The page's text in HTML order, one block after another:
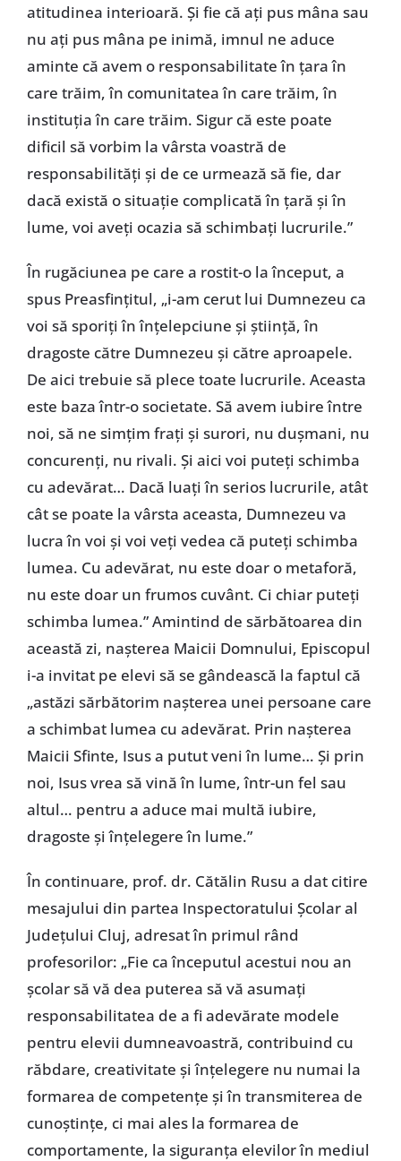
atitudinea interioară. Și fie că ați pus mâna sau
nu ați pus mâna pe inimă, imnul ne aduce
aminte că avem o responsabilitate în țara în
care trăim, în comunitatea în care trăim, în
instituția în care trăim. Sigur că este poate
dificil să vorbim la vârsta voastră de
responsabilități și de ce urmează să fie, dar
dacă există o situație complicată în țară și în
lume, voi aveți ocazia să schimbați lucrurile.”
În rugăciunea pe care a rostit-o la început, a
spus Preasfințitul, „i-am cerut lui Dumnezeu ca
voi să sporiți în înțelepciune și știință, în
dragoste către Dumnezeu și către aproapele.
De aici trebuie să plece toate lucrurile. Aceasta
este baza într-o societate. Să avem iubire între
noi, să ne simțim frați și surori, nu dușmani, nu
concurenți, nu rivali. Și aici voi puteți schimba
cu adevărat… Dacă luați în serios lucrurile, atât
cât se poate la vârsta aceasta, Dumnezeu va
lucra în voi și voi veți vedea că puteți schimba
lumea. Cu adevărat, nu este doar o metaforă,
nu este doar un frumos cuvânt. Ci chiar puteți
schimba lumea.” Amintind de sărbătoarea din
această zi, nașterea Maicii Domnului, Episcopul
i-a invitat pe elevi să se gândească la faptul că
„astăzi sărbătorim nașterea unei persoane care
a schimbat lumea cu adevărat. Prin nașterea
Maicii Sfinte, Isus a putut veni în lume… Și prin
noi, Isus vrea să vină în lume, într-un fel sau
altul… pentru a aduce mai multă iubire,
dragoste și înțelegere în lume.”
În continuare, prof. dr. Cătălin Rusu a dat citire
mesajului din partea Inspectoratului Școlar al
Județului Cluj, adresat în primul rând
profesorilor: „Fie ca începutul acestui nou an
școlar să vă dea puterea să vă asumați
responsabilitatea de a fi adevărate modele
pentru elevii dumneavoastră, contribuind cu
răbdare, creativitate și înțelegere nu numai la
formarea de competențe și în transmiterea de
cunoștințe, ci mai ales la formarea de
comportamente, la siguranța elevilor în mediul